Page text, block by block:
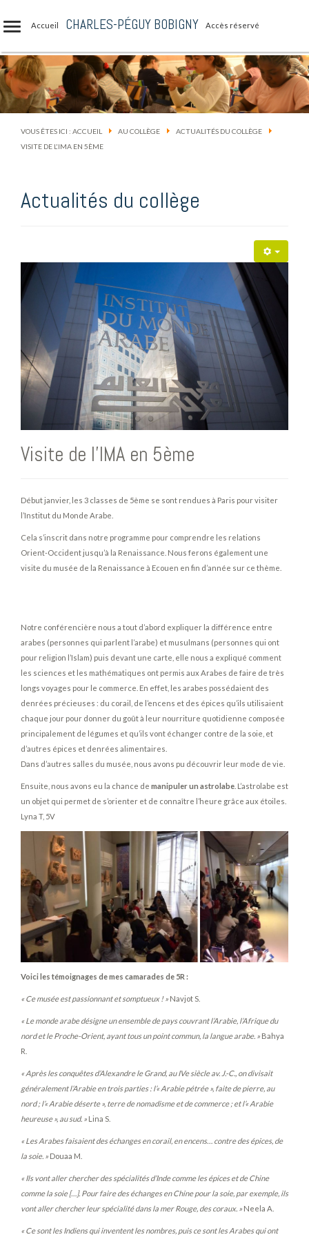
Accueil CHARLES-PÉGUY BOBIGNY Accès réservé
VOUS ÊTES ICI : ACCUEIL AU COLLÈGE
ACTUALITÉS DU COLLÈGE
VISITE DE L'IMA EN 5ÈME
Actualités du collège
Visite de l'IMA en 5ème
Début janvier, les 3 classes de 5ème se sont rendues à Paris pour visiter
l’Institut du Monde Arabe.
Cela s’inscrit dans notre programme pour comprendre les relations
Orient-Occident jusqu’à la Renaissance. Nous ferons également une
visite du musée de la Renaissance à Ecouen en fin d’année sur ce thème.
Notre conférencière nous a tout d’abord expliquer la différence entre
arabes (personnes qui parlent l’arabe) et musulmans (personnes qui ont
pour religion l’Islam) puis devant une carte, elle nous a expliqué comment
les sciences et les mathématiques ont permis aux Arabes de faire de très
longs voyages pour le commerce. En effet, les arabes possédaient des
denrées précieuses : du corail, de l’encens et des épices qu’ils utilisaient
chaque jour pour donner du goût à leur nourriture quotidienne composée
principalement de légumes et qu’ils vont échanger contre de la soie, et
d’autres épices et denrées alimentaires.
Dans d’autres salles du musée, nous avons pu découvrir leur mode de vie.
Ensuite, nous avons eu la chance de manipuler un astrolabe . L’astrolabe est
un objet qui permet de s’orienter et de connaître l’heure grâce aux étoiles.
Lyna T, 5V
Voici les témoignages de mes camarades de 5R :
« Ce musée est passionnant et somptueux ! » Navjot S.
« Le monde arabe désigne un ensemble de pays couvrant l’Arabie, l’Afrique du
nord et le Proche-Orient, ayant tous un point commun, la langue arabe. » Bahya
R.
« Après les conquêtes d’Alexandre le Grand, au IVe siècle av. J.-C., on divisait
généralement l’Arabie en trois parties : l’« Arabie pétrée », faite de pierre, au
nord ; l’« Arabie déserte », terre de nomadisme et de commerce ; et l’« Arabie
heureuse », au sud. » Lina S.
« Les Arabes faisaient des échanges en corail, en encens… contre des épices, de
la soie. » Douaa M.
« Ils vont aller chercher des spécialités d’Inde comme les épices et de Chine
comme la soie […]. Pour faire des échanges en Chine pour la soie, par exemple, ils
vont aller chercher leur spécialité dans la mer Rouge, des coraux. » Neela A.
« Ce sont les Indiens qui inventent les nombres, puis ce sont les Arabes qui ont